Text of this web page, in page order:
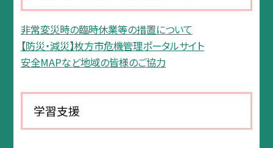
非常変災時の臨時休業等の措置について
【防災・減災】枚方市危機管理ポータルサイト
安全MAPなど地域の皆様のご協力
学習支援